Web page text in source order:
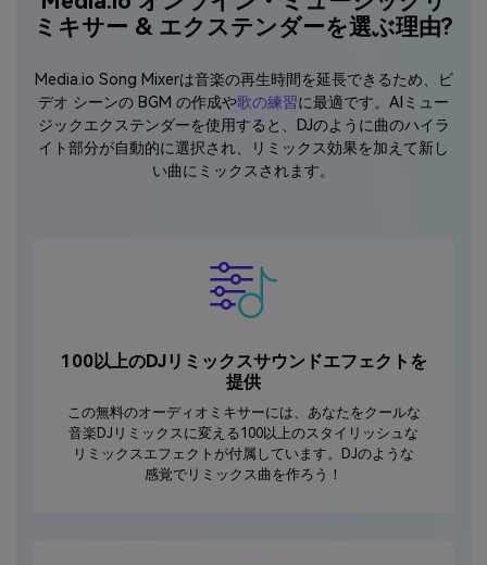
ミキサー & エクステンダーを選ぶ理由?
Media.io Song Mixerは音楽の再生時間を延長できるため、ビ
デオ シーンの BGM の作成や歌の練習に最適です。AIミュー
ジックエクステンダーを使用すると、DJのように曲のハイラ
イト部分が自動的に選択され、リミックス効果を加えて新し
い曲にミックスされます。
100以上のDJリミックスサウンドエフェクトを
提供
この無料のオーディオミキサーには、あなたをクールな
音楽DJリミックスに変える100以上のスタイリッシュな
リミックスエフェクトが付属しています。DJのような
感覚でリミックス曲を作ろう！